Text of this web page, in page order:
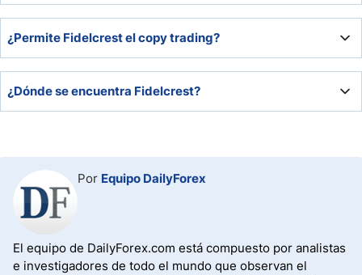
Trustpilot.
de corretaje a Fidelcrest.
¿Permite Fidelcrest el copy trading?
¿Dónde se encuentra Fidelcrest?
Madrid y Singapur.
Por Equipo DailyForex
El equipo de DailyForex.com está compuesto por analistas
e investigadores de todo el mundo que observan el